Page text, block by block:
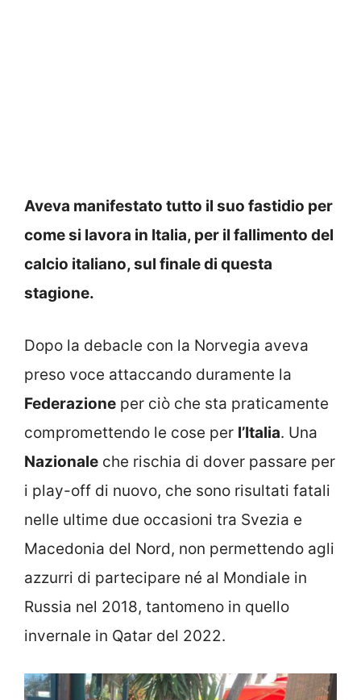
Aveva manifestato tutto il suo fastidio per
come si lavora in Italia, per il fallimento del
calcio italiano, sul finale di questa
stagione.
Dopo la debacle con la Norvegia aveva
preso voce attaccando duramente la
Federazione per ciò che sta praticamente
compromettendo le cose per l’Italia. Una
Nazionale che rischia di dover passare per
i play-off di nuovo, che sono risultati fatali
nelle ultime due occasioni tra Svezia e
Macedonia del Nord, non permettendo agli
azzurri di partecipare né al Mondiale in
Russia nel 2018, tantomeno in quello
invernale in Qatar del 2022.